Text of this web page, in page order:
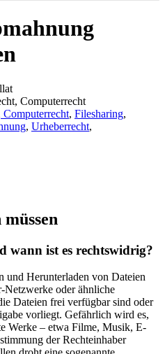
Computerrecht
Computerrecht, Filesharing,
, Urheberrecht,
wann ist es rechtswidrig?
und Herunterladen von Dateien
Netzwerke oder ähnliche
Dateien frei verfügbar sind oder
vorliegt. Gefährlich wird es,
Werke – etwa Filme, Musik, E-
der Rechteinhaber